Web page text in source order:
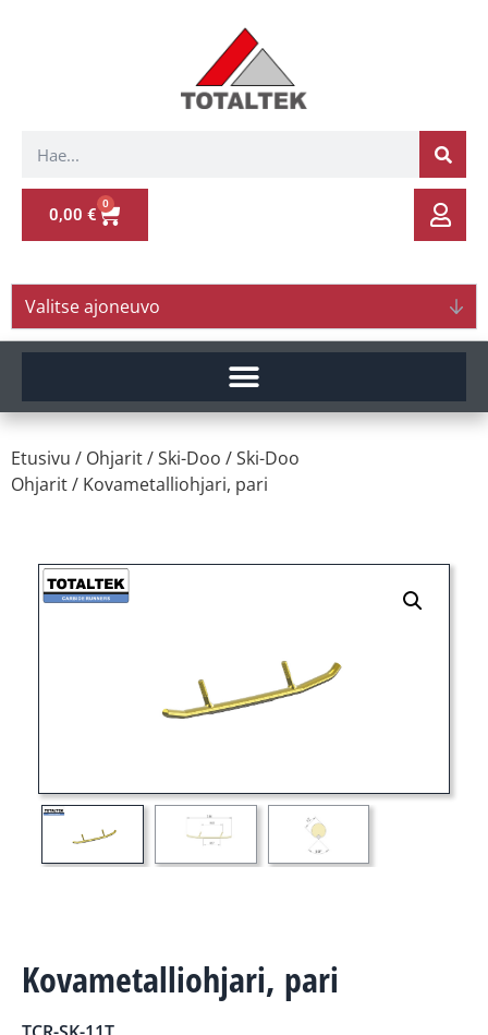
0,00 €
0
Valitse ajoneuvo
Etusivu / Ohjarit/Ski-Doo /Ski-Doo
Ohjarit/ Kovametalliohjari, pari
Kovametalliohjari, pari